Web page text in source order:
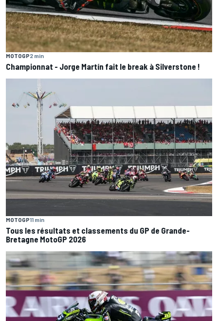
MOTOGP2 min
Championnat - Jorge Martín fait le break à Silverstone !
MOTOGP11 min
Tous les résultats et classements du GP de Grande-
Bretagne MotoGP 2026